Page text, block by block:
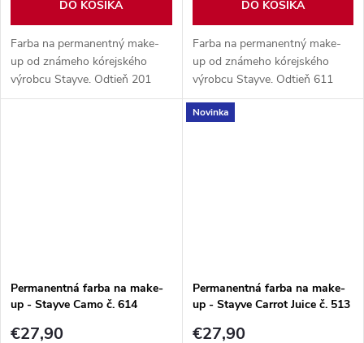
DO KOŠÍKA
Farba na permanentný make-
up od známeho kórejského
výrobcu Stayve. Odtieň 201
Black (černá) organický
DO KOŠÍKA
Farba na permanentný make-
up od známeho kórejského
výrobcu Stayve. Odtieň 611
Bubble Gum organický
pigment, obsah balenia 10 ml.
Permanentná farba na make-
up - Stayve Camo č. 614
€27,90
Novinka
Permanentná farba na make-
up - Stayve Carrot Juice č. 513
€27,90